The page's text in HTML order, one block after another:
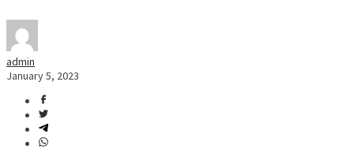
admin
January 5, 2023